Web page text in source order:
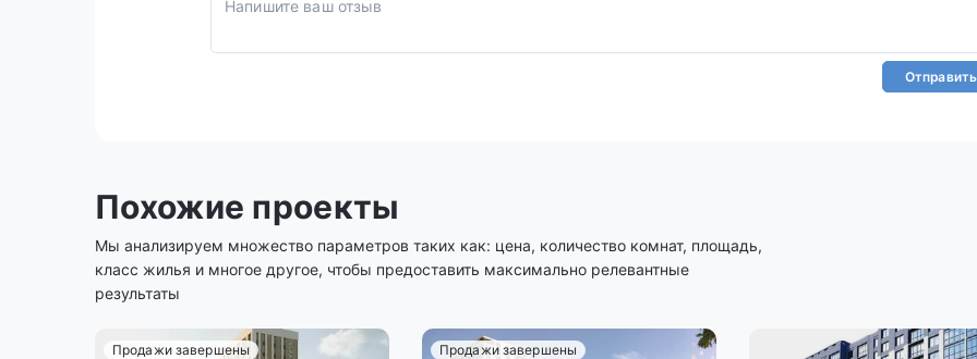
Отправить
Похожие проекты
Мы анализируем множество параметров таких как: цена, количество комнат, площадь,
класс жилья и многое другое, чтобы предоставить максимально релевантные
результаты
Продажи завершены Продажи завершены